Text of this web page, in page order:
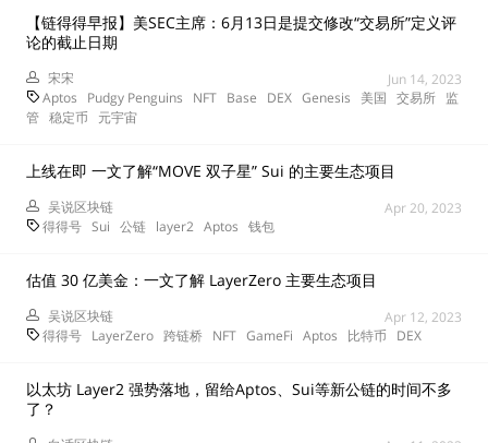
【链得得早报】美SEC主席：6月13日是提交修改“交易所”定义评
论的截止日期
宋宋
Jun 14, 2023
Aptos
Pudgy Penguins NFT Base DEX Genesis 美国 交易所 监
管 稳定币 元宇宙
上线在即 一文了解“MOVE 双子星” Sui 的主要生态项目
吴说区块链
Apr 20, 2023
得得号 Sui 公链 layer2 Aptos 钱包
估值 30 亿美金：一文了解 LayerZero 主要生态项目
吴说区块链
Apr 12, 2023
得得号 LayerZero 跨链桥 NFT GameFi Aptos 比特币 DEX
以太坊 Layer2 强势落地，留给Aptos、Sui等新公链的时间不多
了？